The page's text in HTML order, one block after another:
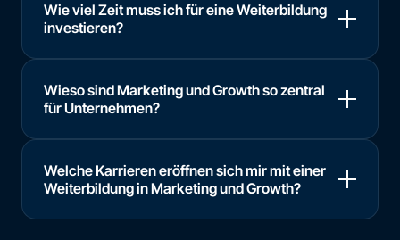
Wie viel Zeit muss ich für eine Weiterbildung
investieren?
Wieso sind Marketing und Growth so zentral
für Unternehmen?
Welche Karrieren eröffnen sich mir mit einer
Weiterbildung in Marketing und Growth?